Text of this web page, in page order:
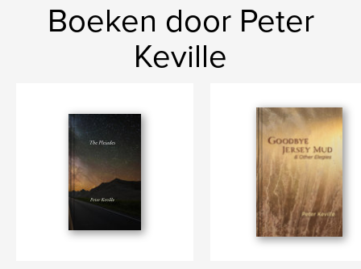
Boeken door Peter
Keville